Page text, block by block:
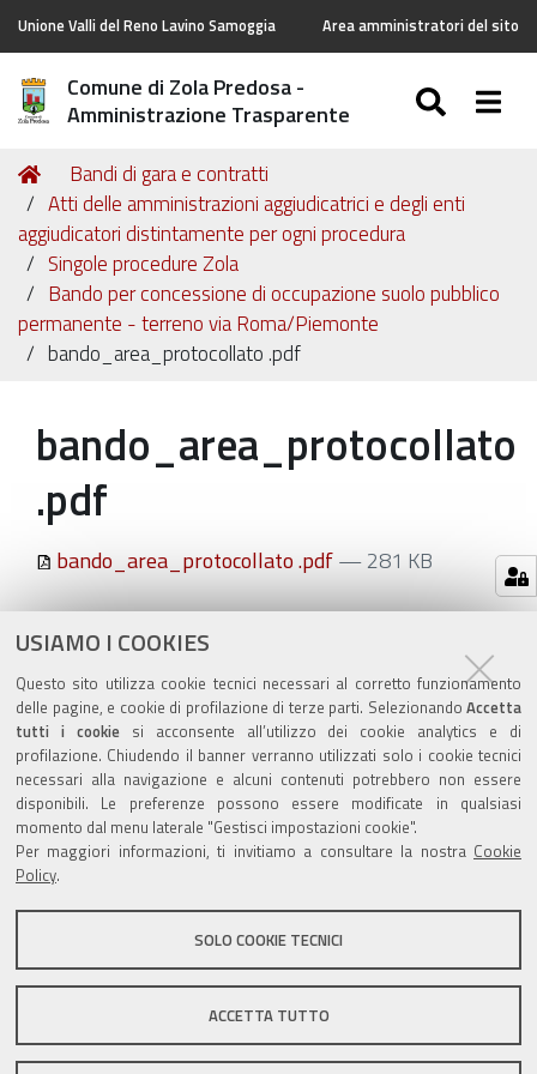
USIAMO I COOKIES
Questo sito utilizza cookie tecnici necessari al corretto funzionamento
delle pagine, e cookie di profilazione di terze parti. Selezionando Accetta
tutti i cookiesi acconsente all’utilizzo dei cookie analytics e di
profilazione. Chiudendo il banner verranno utilizzati solo i cookie tecnici
necessari alla navigazione e alcuni contenuti potrebbero non essere
disponibili. Le preferenze possono essere modificate in qualsiasi
momento dal menu laterale "Gestisci impostazioni cookie".
Per maggiori informazioni, ti invitiamo a consultare la nostra Cookie
Policy.
SOLO COOKIE TECNICI
ACCETTA TUTTO
Unione Valli del Reno Lavino Samoggia Area amministratori del sito
Comune di Zola Predosa -
Amministrazione Trasparente
Tu
sei
qui:
Home
Bandi di gara e contratti
Atti delle amministrazioni aggiudicatrici e degli enti
aggiudicatori distintamente per ogni procedura
Singole procedure Zola
Bando per concessione di occupazione suolo pubblico
permanente - terreno via Roma/Piemonte
bando_area_protocollato .pdf
bando_area_protocollato
.pdf
bando_area_protocollato .pdf— 281 KB
Azioni
sul
documento
ultima modifica 07/05/2019
Valuta questo sito
Sito istituzionale Comune di Zola Predosa